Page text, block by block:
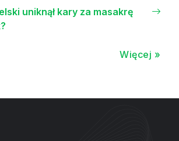
uniknął kary za masakrę
Więcej »